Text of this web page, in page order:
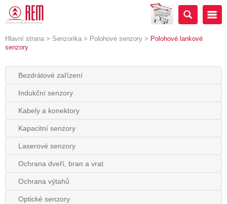
Hlavní strana > Senzorika > Polohové senzory > Polohové lankové
senzory
Bezdrátové zařízení
Indukční senzory
Kabely a konektory
Kapacitní senzory
Laserové senzory
Ochrana dveří, bran a vrat
Ochrana výtahů
Optické senzory